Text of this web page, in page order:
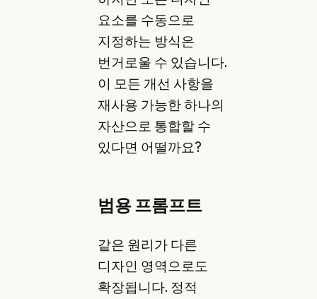
요소를 수동으로
지정하는 방식은
번거로울 수 있습니다.
이 모든 개선 사항을
재사용 가능한 하나의
자산으로 통합할 수
있다면 어떨까요?
범용 프롬프트
같은 원리가 다른
디자인 영역으로도
확장됩니다. 정적